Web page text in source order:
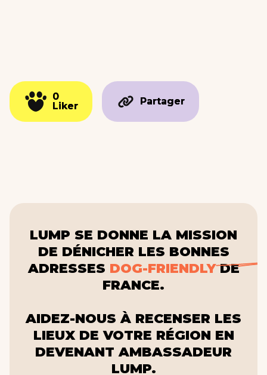
0
Liker
0
Liker
Partager
Partager
LUMP SE DONNE LA MISSION
DE DÉNICHER LES BONNES
ADRESSES DOG-FRIENDLYDE
FRANCE.
AIDEZ-NOUS À RECENSER LES
LIEUX DE VOTRE RÉGION EN
DEVENANT AMBASSADEUR
LUMP.